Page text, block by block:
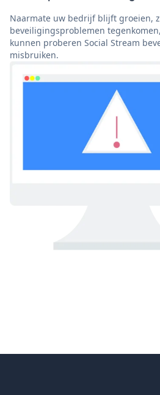
Naarmate uw bedrijf blijft groeien,
beveiligingsproblemen
kunnen proberen Social Stream
misbruiken.